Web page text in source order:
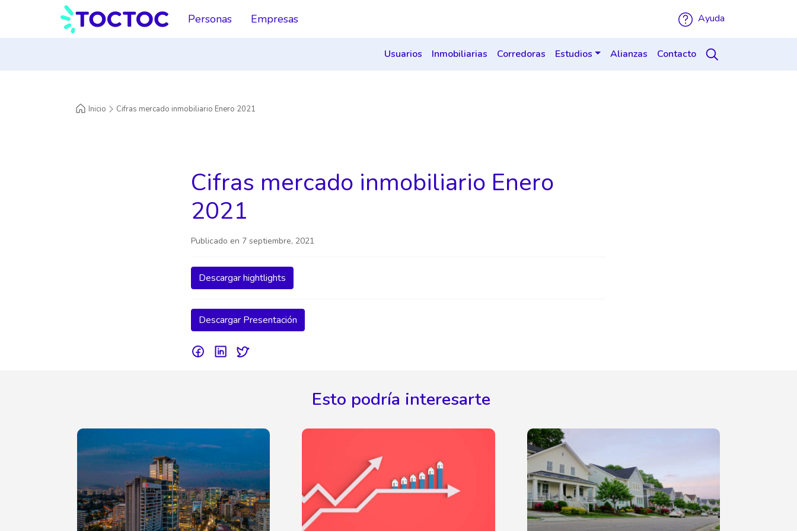
Personas Empresas Ayuda
Usuarios Inmobiliarias Corredoras Estudios Alianzas Contacto
Inicio Cifras mercado inmobiliario Enero 2021
Cifras mercado inmobiliario Enero
2021
Publicado en 7 septiembre, 2021
Descargar hightlights
Descargar Presentación
Esto podría interesarte